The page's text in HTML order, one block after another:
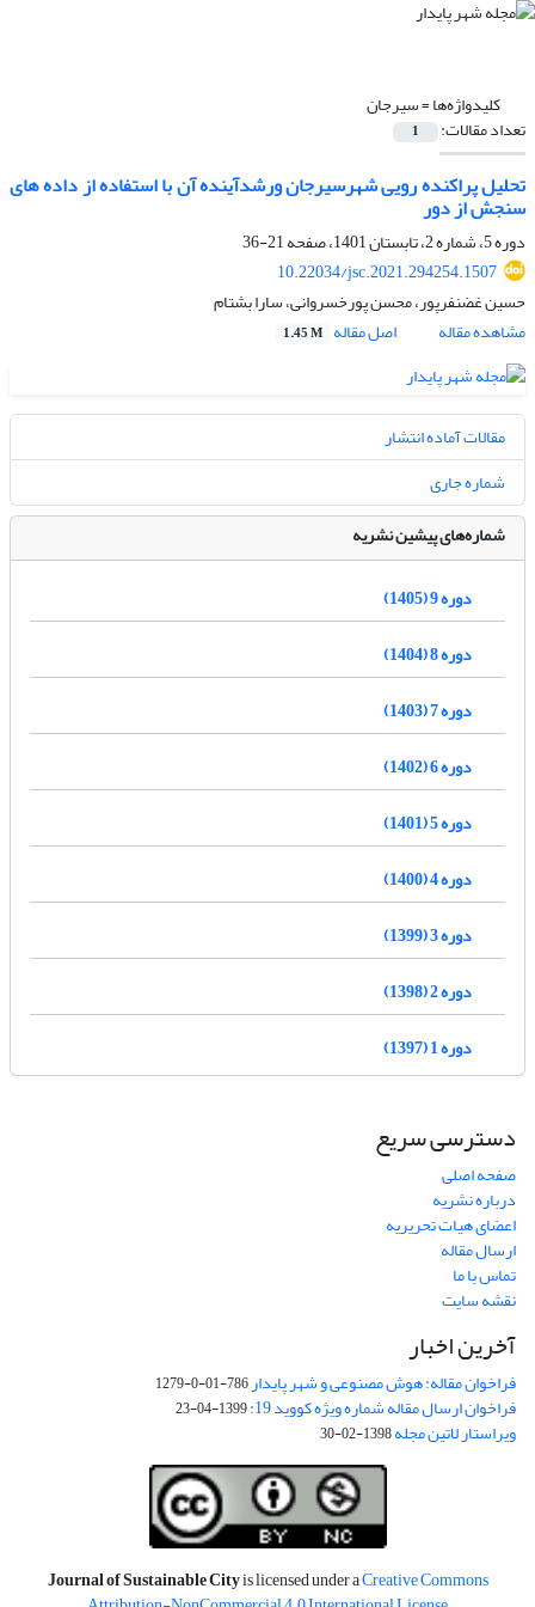
کلیدواژه‌ها =سیرجان
تعداد مقالات: 1
تحلیل پراکنده رویی شهرسیرجان ورشدآینده آن با استفاده از داده های
سنجش از دور
دوره 5، شماره 2، تابستان 1401، صفحه
21-36
10.22034/jsc.2021.294254.1507
حسین غضنفرپور، محسن پورخسروانی، سارا بشتام
مشاهده مقاله
اصل مقاله 1.45 M
مقالات آماده انتشار
شماره جاری
شماره‌های پیشین نشریه
دوره 9 (1405)
دوره 8 (1404)
دوره 7 (1403)
دوره 6 (1402)
دوره 5 (1401)
دوره 4 (1400)
دوره 3 (1399)
دوره 2 (1398)
دوره 1 (1397)
دسترسی سریع
صفحه اصلی
درباره نشریه
اعضای هیات تحریریه
ارسال مقاله
تماس با ما
نقشه سایت
آخرین اخبار
فراخوان مقاله: هوش مصنوعی و شهر پایدار786-01-0-1279
فراخوان ارسال مقاله شماره ویژه کووید 19: 1399-04-23
ویراستار لاتین مجله1398-02-30
Journal of Sustainable Cityis licensed under aCreative Commons